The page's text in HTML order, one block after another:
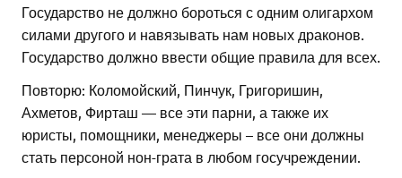
Государство не должно бороться с одним олигархом
силами другого и навязывать нам новых драконов.
Государство должно ввести общие правила для всех.
Повторю: Коломойский, Пинчук, Григоришин,
Ахметов, Фирташ — все эти парни, а также их
юристы, помощники, менеджеры – все они должны
стать персоной нон-грата в любом госучреждении.